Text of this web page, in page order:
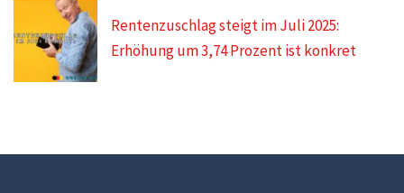
Rentenzuschlag steigt im Juli 2025:
Erhöhung um 3,74 Prozent ist konkret